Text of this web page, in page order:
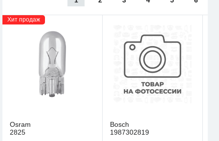
Хит продаж
Osram
2825
Bosch
1987302819